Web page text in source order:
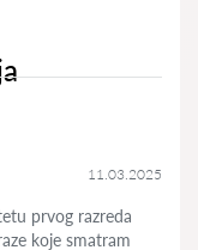
11.03.2025
prvog razreda
koje smatram